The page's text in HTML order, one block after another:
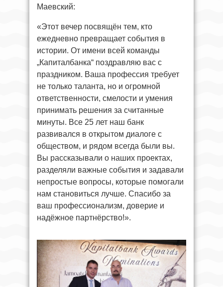
Маевский:
«Этот вечер посвящён тем, кто
ежедневно превращает события в
истории. От имени всей команды
„Капиталбанка“ поздравляю вас с
праздником. Ваша профессия требует
не только таланта, но и огромной
ответственности, смелости и умения
принимать решения за считанные
минуты. Все 25 лет наш банк
развивался в открытом диалоге с
обществом, и рядом всегда были вы.
Вы рассказывали о наших проектах,
разделяли важные события и задавали
непростые вопросы, которые помогали
нам становиться лучше. Спасибо за
ваш профессионализм, доверие и
надёжное партнёрство!».